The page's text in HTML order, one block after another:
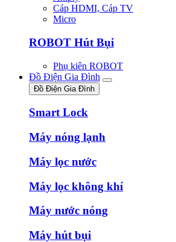
Cáp HDMI, Cáp TV
Micro
ROBOT Hút Bụi
Phụ kiên ROBOT
Đồ Điện Gia Đình
Đồ Điện Gia Đình
Smart Lock
Máy nóng lạnh
Máy lọc nước
Máy lọc không khí
Máy nước nóng
Máy hút bụi